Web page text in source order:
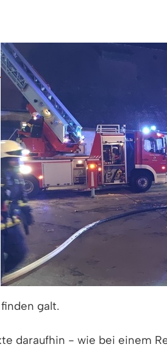
galt.
daraufhin - wie bei einem